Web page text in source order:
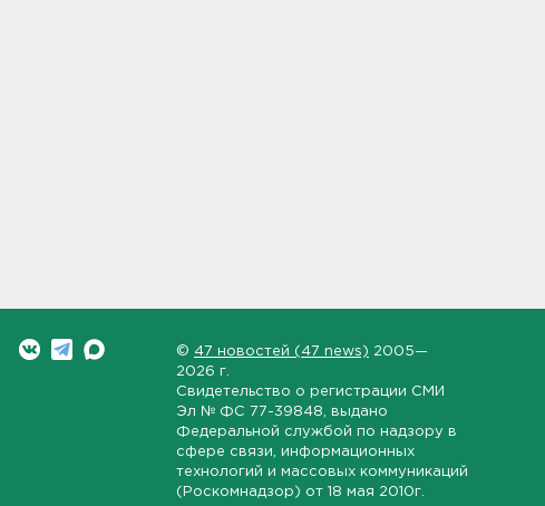
© 47 новостей (47 news) 2005—
2026 г.
Свидетельство о регистрации СМИ
Эл № ФС 77-39848 , выдано
Федеральной службой по надзору в
сфере связи, информационных
технологий и массовых коммуникаций
(Роскомнадзор) от 18 мая 2010г.